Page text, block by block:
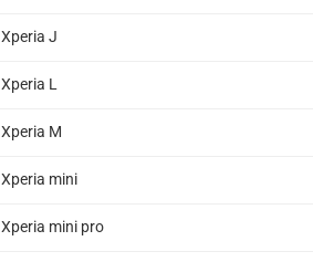
Xperia J
Xperia L
Xperia M
Xperia mini
Xperia mini pro